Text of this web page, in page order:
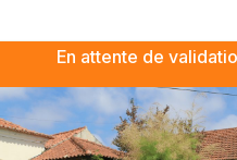
En attente de